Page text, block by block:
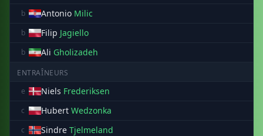
b Antonio Milic
b Filip Jagiello
b Ali Gholizadeh
ENTRAÎNEURS
e
Niels Frederiksen
c Hubert Wedzonka
c Sindre Tjelmeland